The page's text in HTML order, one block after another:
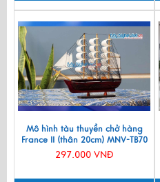
Mô hình tàu thuyền chở hàng
France II (thân 20cm) MNV-TB70
297.000 VNĐ